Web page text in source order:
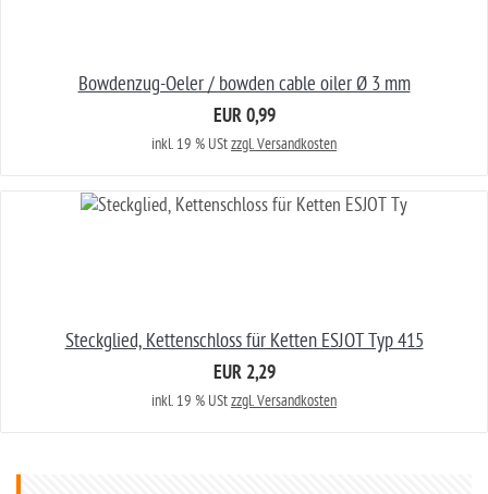
Bowdenzug-Oeler / bowden cable oiler Ø 3 mm
EUR 0,99
inkl. 19 % UStzzgl. Versandkosten
Steckglied, Kettenschloss für Ketten ESJOT Typ 415
EUR 2,29
inkl. 19 % UStzzgl. Versandkosten